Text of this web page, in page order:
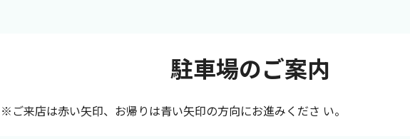
駐車場のご案内
※ご来店は赤い矢印、お帰りは青い矢印の方向にお進みくださ い。